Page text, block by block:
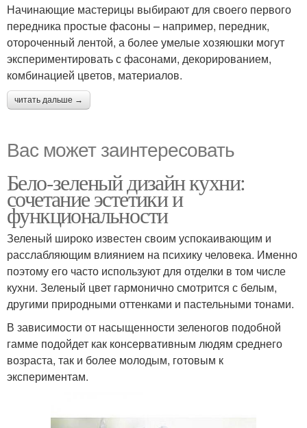
Начинающие мастерицы выбирают для своего первого
передника простые фасоны – например, передник,
отороченный лентой, а более умелые хозяюшки могут
экспериментировать с фасонами, декорированием,
комбинацией цветов, материалов.
читать дальше →
Вас может заинтересовать
Бело-зеленый дизайн кухни:
сочетание эстетики и
функциональности
Зеленый широко известен своим успокаивающим и
расслабляющим влиянием на психику человека. Именно
поэтому его часто используют для отделки в том числе
кухни. Зеленый цвет гармонично смотрится с белым,
другими природными оттенками и пастельными тонами.
В зависимости от насыщенности зеленогов подобной
гамме подойдет как консервативным людям среднего
возраста, так и более молодым, готовым к
экспериментам.